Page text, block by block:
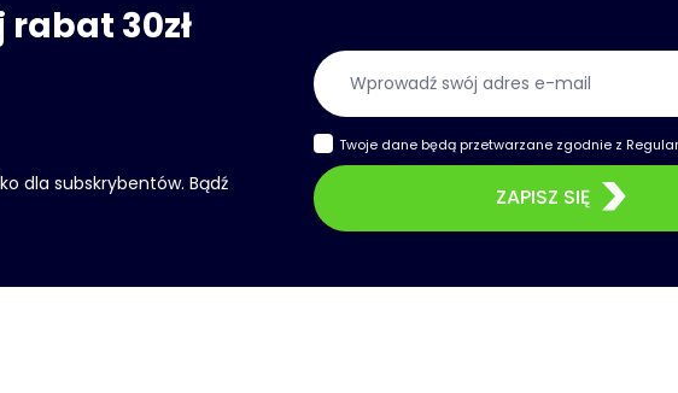
30zł
dla subskrybentów. Bądź
Adres e-mail
Twoje dane będą przetwarzane zgodnie z
ZAPISZ SIĘ